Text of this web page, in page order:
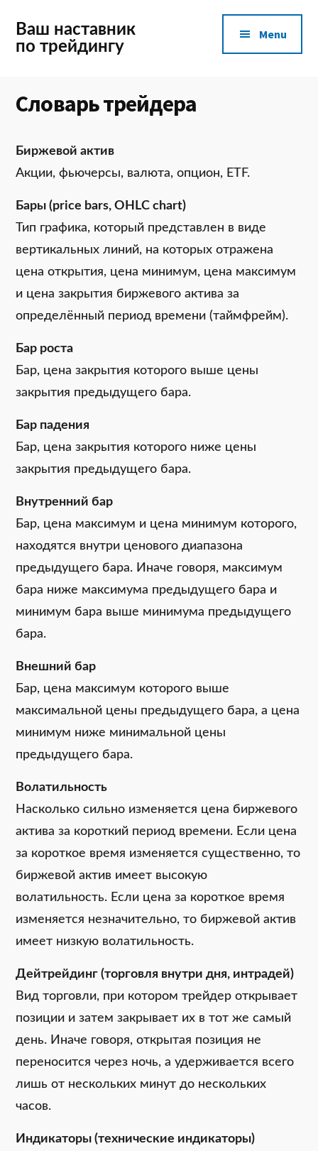
main
Additional
menu
Ваш наставник
по трейдингу
Menu
Словарь трейдера
Биржевой актив
Акции, фьючерсы, валюта, опцион, ETF.
Бары (price bars, OHLC chart)
Тип графика, который представлен в виде
вертикальных линий, на которых отражена
цена открытия, цена минимум, цена максимум
и цена закрытия биржевого актива за
определённый период времени (таймфрейм).
Бар роста
Бар, цена закрытия которого выше цены
закрытия предыдущего бара.
Бар падения
Бар, цена закрытия которого ниже цены
закрытия предыдущего бара.
Внутренний бар
Бар, цена максимум и цена минимум которого,
находятся внутри ценового диапазона
предыдущего бара. Иначе говоря, максимум
бара ниже максимума предыдущего бара и
минимум бара выше минимума предыдущего
бара.
Внешний бар
Бар, цена максимум которого выше
максимальной цены предыдущего бара, а цена
минимум ниже минимальной цены
предыдущего бара.
Волатильность
Насколько сильно изменяется цена биржевого
актива за короткий период времени. Если цена
за короткое время изменяется существенно, то
биржевой актив имеет высокую
волатильность. Если цена за короткое время
изменяется незначительно, то биржевой актив
имеет низкую волатильность.
Дейтрейдинг (торговля внутри дня, интрадей)
Вид торговли, при котором трейдер открывает
позиции и затем закрывает их в тот же самый
день. Иначе говоря, открытая позиция не
переносится через ночь, а удерживается всего
лишь от нескольких минут до нескольких
часов.
Индикаторы (технические индикаторы)